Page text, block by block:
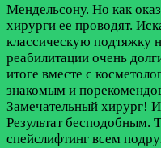
Мендельсону. Но как
хирурги ее проводят.
классическую подтяжку
реабилитации очень
итоге вместе с
знакомым и
Замечательный хирург!
Результат бесподобным.
спейслифтинг всем